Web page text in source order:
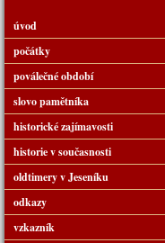
úvod
počátky
poválečné období
slovo pamětníka
historické zajímavosti
historie v současnosti
oldtimery v Jeseníku
odkazy
vzkazník